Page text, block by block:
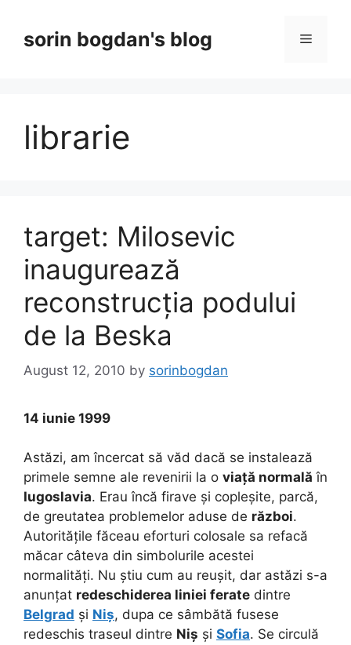
contentsorin bogdan's blog Menu
librarie
target: Milosevic
inaugurează
reconstrucția podului
de la Beska
August 12, 2010 by sorinbogdan
14 iunie 1999
Astăzi, am încercat să văd dacă se instalează
primele semne ale revenirii la o viață normală în
Iugoslavia. Erau încă firave și copleșite, parcă,
de greutatea problemelor aduse de război.
Autoritățile făceau eforturi colosale sa refacă
măcar câteva din simbolurile acestei
normalități. Nu știu cum au reușit, dar astăzi s-a
anunțat redeschiderea liniei ferate dintre
Belgrad și Niș, dupa ce sâmbătă fusese
redeschis traseul dintre Niș și Sofia. Se circulă